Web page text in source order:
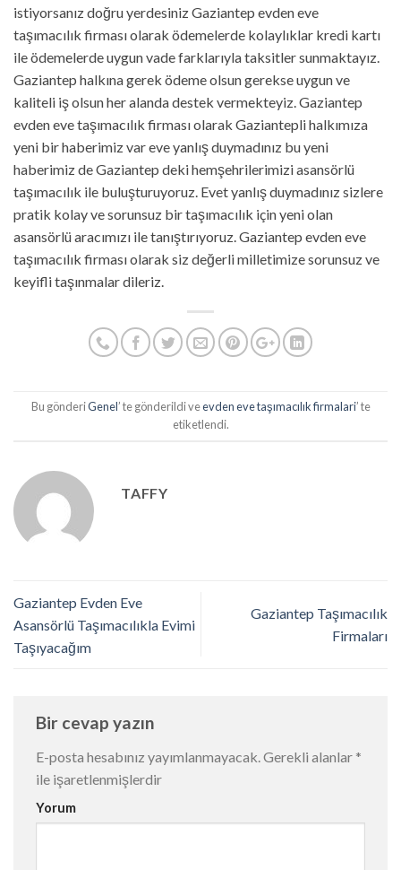
istiyorsanız doğru yerdesiniz Gaziantep evden eve
taşımacılık firması olarak ödemelerde kolaylıklar kredi kartı
ile ödemelerde uygun vade farklarıyla taksitler sunmaktayız.
Gaziantep halkına gerek ödeme olsun gerekse uygun ve
kaliteli iş olsun her alanda destek vermekteyiz. Gaziantep
evden eve taşımacılık firması olarak Gaziantepli halkımıza
yeni bir haberimiz var eve yanlış duymadınız bu yeni
haberimiz de Gaziantep deki hemşehrilerimizi asansörlü
taşımacılık ile buluşturuyoruz. Evet yanlış duymadınız sizlere
pratik kolay ve sorunsuz bir taşımacılık için yeni olan
asansörlü aracımızı ile tanıştırıyoruz. Gaziantep evden eve
taşımacılık firması olarak siz değerli milletimize sorunsuz ve
keyifli taşınmalar dileriz.
Bu gönderiGenel’ te gönderildi veevden eve taşımacılık firmalari’ te
etiketlendi.
TAFFY
Gaziantep Evden Eve
Asansörlü Taşımacılıkla Evimi
Taşıyacağım
Gaziantep Taşımacılık
Firmaları
Bir cevap yazın
E-posta hesabınız yayımlanmayacak. Gerekli alanlar *
ile işaretlenmişlerdir
Yorum